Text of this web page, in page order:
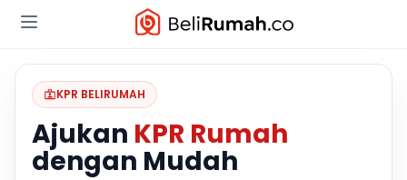
KPR BELIRUMAH
Ajukan KPR Rumah
dengan Mudah